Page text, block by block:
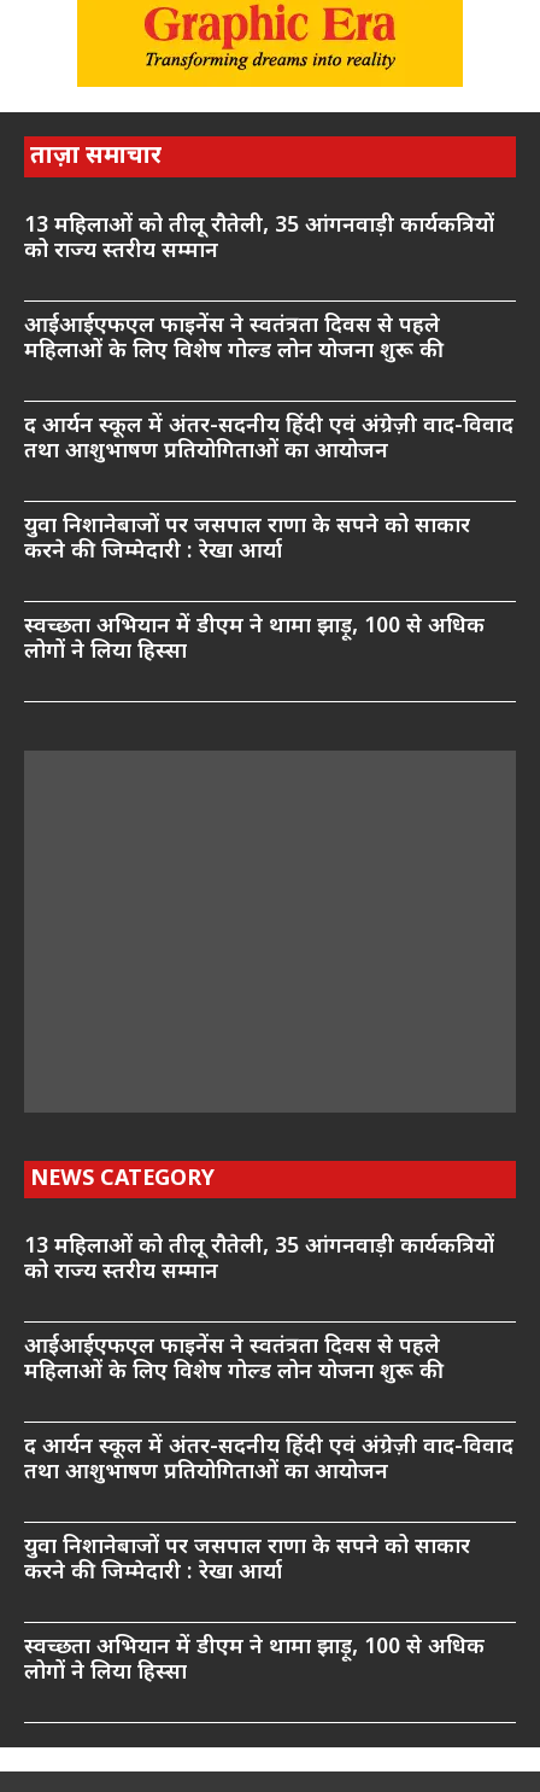
ताज़ा समाचार
13 महिलाओं को तीलू रौतेली, 35 आंगनवाड़ी कार्यकत्रियों
को राज्य स्तरीय सम्मान
आईआईएफएल फाइनेंस ने स्वतंत्रता दिवस से पहले
महिलाओं के लिए विशेष गोल्ड लोन योजना शुरू की
द आर्यन स्कूल में अंतर-सदनीय हिंदी एवं अंग्रेज़ी वाद-विवाद
तथा आशुभाषण प्रतियोगिताओं का आयोजन
युवा निशानेबाजों पर जसपाल राणा के सपने को साकार
करने की जिम्मेदारी : रेखा आर्या
स्वच्छता अभियान में डीएम ने थामा झाड़ू, 100 से अधिक
लोगों ने लिया हिस्सा
NEWS CATEGORY
13 महिलाओं को तीलू रौतेली, 35 आंगनवाड़ी कार्यकत्रियों
को राज्य स्तरीय सम्मान
आईआईएफएल फाइनेंस ने स्वतंत्रता दिवस से पहले
महिलाओं के लिए विशेष गोल्ड लोन योजना शुरू की
द आर्यन स्कूल में अंतर-सदनीय हिंदी एवं अंग्रेज़ी वाद-विवाद
तथा आशुभाषण प्रतियोगिताओं का आयोजन
युवा निशानेबाजों पर जसपाल राणा के सपने को साकार
करने की जिम्मेदारी : रेखा आर्या
स्वच्छता अभियान में डीएम ने थामा झाड़ू, 100 से अधिक
लोगों ने लिया हिस्सा